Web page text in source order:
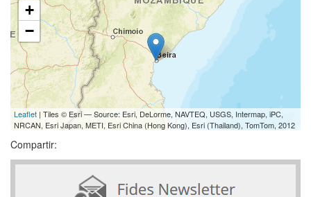
+
−
Leaflet | Tiles © Esri — Source: Esri, DeLorme, NAVTEQ, USGS, Intermap, iPC,
NRCAN, Esri Japan, METI, Esri China (Hong Kong), Esri (Thailand), TomTom, 2012
Compartir: